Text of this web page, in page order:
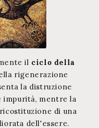
il ciclo della
rigenerazione
la distruzione
impurità, mentre la
di una
dell'essere.